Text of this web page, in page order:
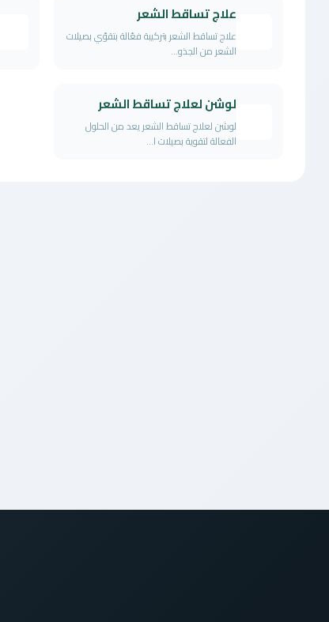
علاج تساقط الشعر
علاج تساقط الشعر بتركيبة فعّالة بتقوّي بصيلات
الشعر من الجذو...
لوشن لعلاج تساقط الشعر
لوشن لعلاج تساقط الشعر يعد من الحلول
الفعالة لتقوية بصيلات ا...